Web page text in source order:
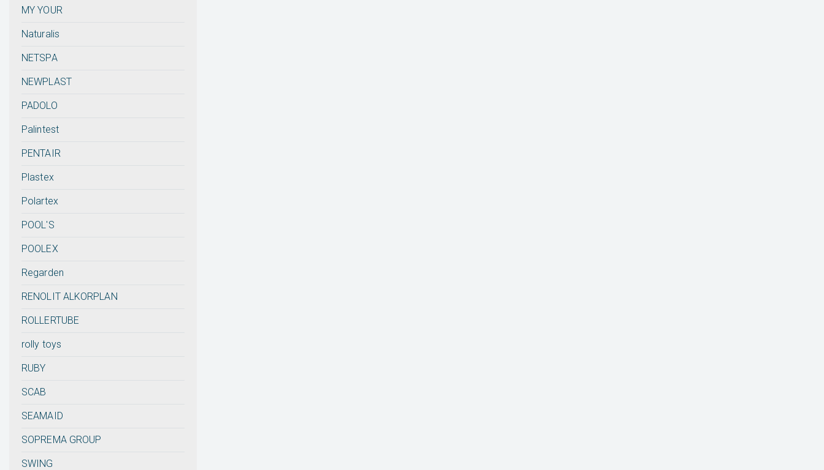
MY YOUR
Naturalis
NETSPA
NEWPLAST
PADOLO
Palintest
PENTAIR
Plastex
Polartex
POOL'S
POOLEX
Regarden
RENOLIT ALKORPLAN
ROLLERTUBE
rolly toys
RUBY
SCAB
SEAMAID
SOPREMA GROUP
SWING